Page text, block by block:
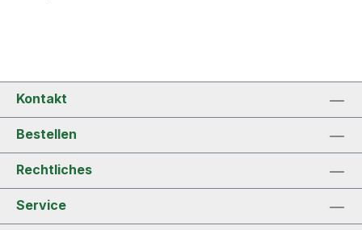
Kontakt
Bestellen
Rechtliches
Service